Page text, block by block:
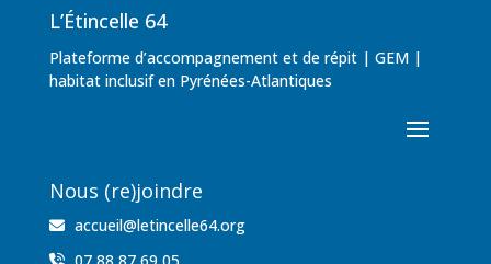
L’Étincelle 64
Plateforme d’accompagnement et de répit | GEM |
habitat inclusif en Pyrénées-Atlantiques
Nous (re)joindre
accueil@letincelle64.org